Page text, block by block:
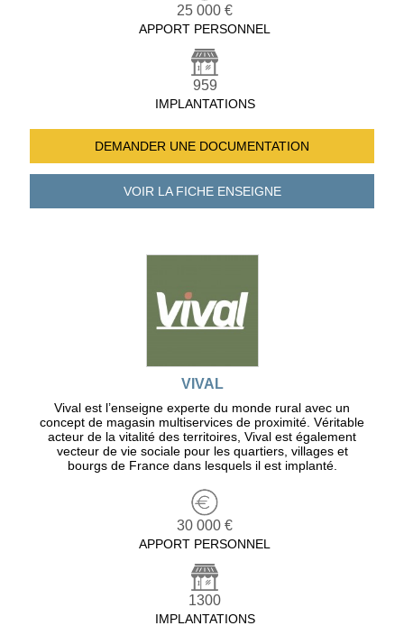
25 000 €
APPORT PERSONNEL
959
IMPLANTATIONS
DEMANDER UNE DOCUMENTATION
VOIR LA FICHEENSEIGNE
VIVAL
Vival est l’enseigne experte du monde rural avec un
concept de magasin multiservices de proximité. Véritable
acteur de la vitalité des territoires, Vival est également
vecteur de vie sociale pour les quartiers, villages et
bourgs de France dans lesquels il est implanté.
30 000 €
APPORT PERSONNEL
1300
IMPLANTATIONS